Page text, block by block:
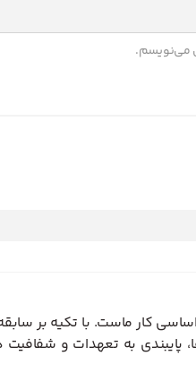
می‌نویسم.
کار ماست. با تکیه بر
به تعهدات و شفافیت